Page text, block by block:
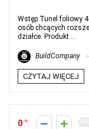
Wstęp Tunel foliowy
osób chcących
działce. Produkt ...
BuildCompany
CZYTAJ WIĘCEJ
0